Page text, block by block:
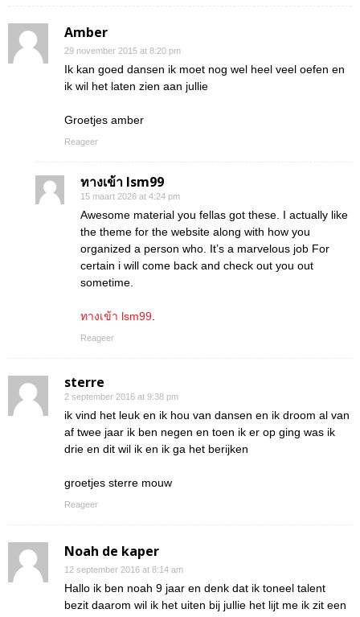
Amber
29 november 2015 at 8:20 pm
Ik kan goed dansen ik moet nog wel heel veel oefen en
ik wil het laten zien aan jullie
Groetjes amber
Reageer
ทางเข้า lsm99
15 maart 2026 at 4:24 pm
Awesome material you fellas got these. I actually like
the theme for the website along with how you
organized a person who. It’s a marvelous job For
certain i will come back and check out you out
sometime.
ทางเข้า lsm99.
Reageer
sterre
2 september 2016 at 9:38 pm
ik vind het leuk en ik hou van dansen en ik droom al van
af twee jaar ik ben negen en toen ik er op ging was ik
drie en dit wil ik en ik ga het berijken
groetjes sterre mouw
Reageer
Noah de kaper
12 september 2016 at 8:14 am
Hallo ik ben noah 9 jaar en denk dat ik toneel talent
bezit daarom wil ik het uiten bij jullie het lijt me ik zit een